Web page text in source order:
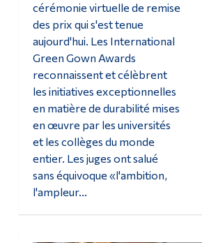
cérémonie virtuelle de remise
des prix qui s'est tenue
aujourd'hui. Les International
Green Gown Awards
reconnaissent et célèbrent
les initiatives exceptionnelles
en matière de durabilité mises
en œuvre par les universités
et les collèges du monde
entier. Les juges ont salué
sans équivoque «l'ambition,
l'ampleur...